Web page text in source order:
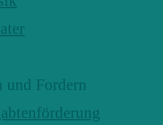
und Fordern